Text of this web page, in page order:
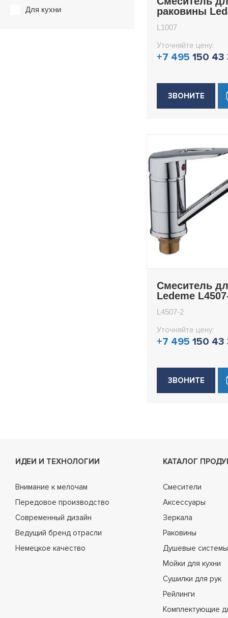
Для кухни
раковины
L1007
Уточняйте цену:
+7 495 150 43
ЗВОНИТЕ
Смеситель
Ledeme
L4507-2
Уточняйте цену:
+7 495 150 43
ЗВОНИТЕ
ИДЕИ И ТЕХНОЛОГИИ
Внимание к мелочам
Передовое производство
Современный дизайн
Ведущий бренд отрасли
Немецкое качество
КАТАЛОГ
Смесители
Аксессуары
Зеркала
Раковины
Душевые системы
Мойки для кухни
Сушилки для рук
Рейлинги
Комплектующие